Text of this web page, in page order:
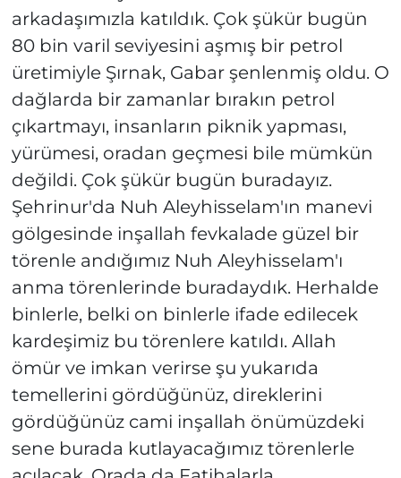
arkadaşımızla katıldık. Çok şükür bugün
80 bin varil seviyesini aşmış bir petrol
üretimiyle Şırnak, Gabar şenlenmiş oldu. O
dağlarda bir zamanlar bırakın petrol
çıkartmayı, insanların piknik yapması,
yürümesi, oradan geçmesi bile mümkün
değildi. Çok şükür bugün buradayız.
Şehrinur'da Nuh Aleyhisselam'ın manevi
gölgesinde inşallah fevkalade güzel bir
törenle andığımız Nuh Aleyhisselam'ı
anma törenlerinde buradaydık. Herhalde
binlerle, belki on binlerle ifade edilecek
kardeşimiz bu törenlere katıldı. Allah
ömür ve imkan verirse şu yukarıda
temellerini gördüğünüz, direklerini
gördüğünüz cami inşallah önümüzdeki
sene burada kutlayacağımız törenlerle